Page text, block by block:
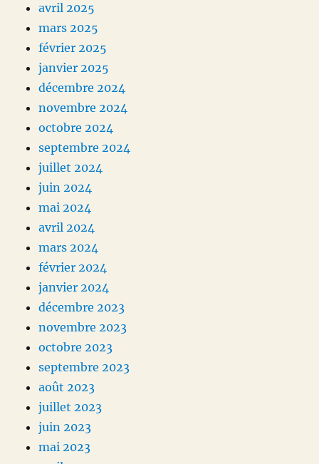
avril 2025
mars 2025
février 2025
janvier 2025
décembre 2024
novembre 2024
octobre 2024
septembre 2024
juillet 2024
juin 2024
mai 2024
avril 2024
mars 2024
février 2024
janvier 2024
décembre 2023
novembre 2023
octobre 2023
septembre 2023
août 2023
juillet 2023
juin 2023
mai 2023